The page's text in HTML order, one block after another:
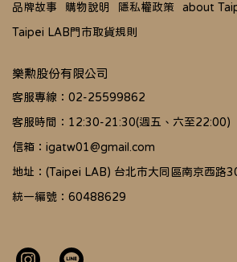
品牌故事 購物說明 隱私權政策
about
Taipei LAB門市取貨規則
樂勲股份有限公司
客服專線：02-25599862
客服時間：12:30-21:30(週五、六至22:00)
信箱：igatw01@gmail.com
地址：(Taipei LAB) 台北市大同區南京西路
統一編號：60488629